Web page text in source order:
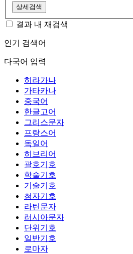
상세검색
결과 내 재검색
인기 검색어
다국어 입력
히라가나
가타카나
중국어
한글고어
그리스문자
프랑스어
독일어
히브리어
괄호기호
학술기호
기술기호
첨자기호
라틴문자
러시아문자
단위기호
일반기호
로마자